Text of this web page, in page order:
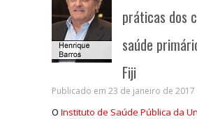
práticas dos
saúde
Fiji
Publicado em 23 de janeiro de 2017
O Instituto de Saúde Pública da